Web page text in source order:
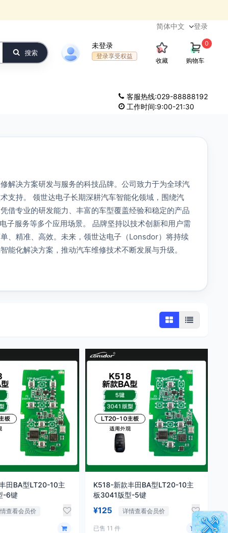
登录
搜索
未登录
登录享受权益
收藏 购物车
0
客服热线:029-88888192
工作时间:9:00-21:30
决方案研发与服务的科技品牌。公司致力于为全球汽
支持。 领世达电子长期深耕汽车智能化领域，围绕汽
借专业的研发能力、丰富的车型覆盖经验和稳定的产品
子服务等多个应用场景。 品牌坚持以技术创新和用户需
、精准、高效。未来，领世达电子（Lonsdor）将持续
化解决方案，推动汽车维修技术不断发展与升级。
田BA型LT20-10主
-6键
查看会员价
K518-新款丰田BA型LT20-10主
板3041版型-5键
¥125 详情查看会员价
已售 11 件